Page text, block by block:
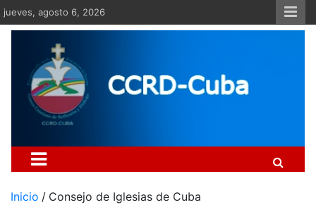
Saltar
al
jueves, agosto 6, 2026
Inicio Consejo de Iglesias de Cuba